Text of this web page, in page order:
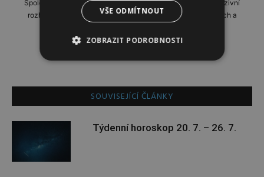
Společensko-reportážní týdeník, přinášející profilové a exkluzivní
rozhovory, domácí i zahraniční reportáže, příběhy zajímavých a
SOUVISEJÍCÍ ČLÁNKY
Týdenní horoskop 20. 7. – 26. 7.
VŠE ODMÍTNOUT
ZOBRAZIT PODROBNOSTI